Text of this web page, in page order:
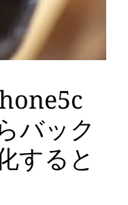
バック
すると